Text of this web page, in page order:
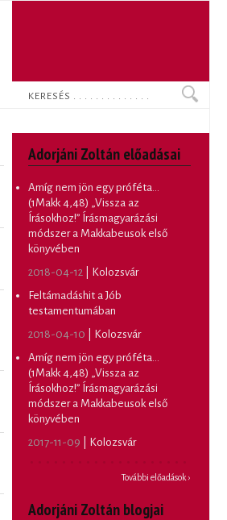
Keresés
Adorjáni Zoltán előadásai
Amíg nem jön egy próféta…
(1Makk 4,48) „Vissza az
Írásokhoz!” Írásmagyarázási
módszer a Makkabeusok első
könyvében
2018-04-12 | Kolozsvár
Feltámadáshit a Jób
testamentumában
2018-04-10 | Kolozsvár
Amíg nem jön egy próféta…
(1Makk 4,48) „Vissza az
Írásokhoz!” Írásmagyarázási
módszer a Makkabeusok első
könyvében
2017-11-09 | Kolozsvár
További előadások ›
Adorjáni Zoltán blogjai